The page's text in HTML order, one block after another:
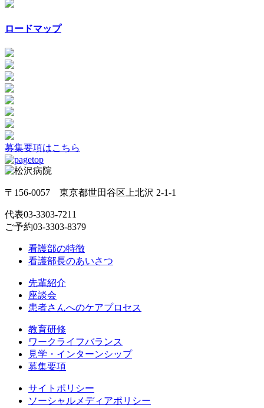
ロードマップ
募集要項はこちら
〒156-0057 東京都世田谷区上北沢 2-1-1
代表03-3303-7211
ご予約03-3303-8379
看護部の特徴
看護部長のあいさつ
先輩紹介
座談会
患者さんへのケアプロセス
教育研修
ワークライフバランス
見学・インターンシップ
募集要項
サイトポリシー
ソーシャルメディアポリシー